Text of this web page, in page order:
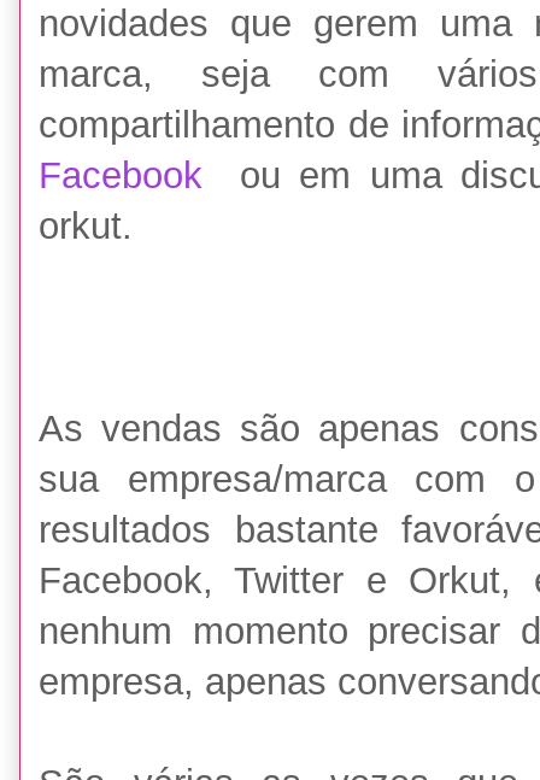
novidades que gerem uma
marca, seja com
compartilhamento de
Facebook ou em uma
orkut.
As vendas são apenas
sua empresa/marca com
resultados bastante
Facebook, Twitter e
nenhum momento precisar
empresa, apenas